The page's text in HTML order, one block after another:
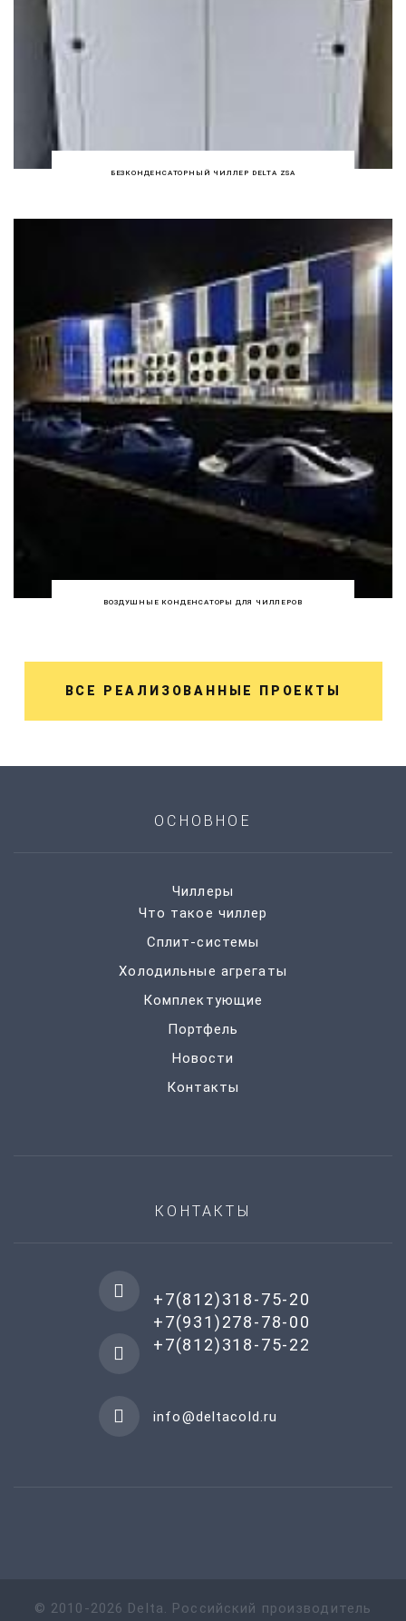
БЕЗКОНДЕНСАТОРНЫЙ ЧИЛЛЕР DELTA ZSA
ВОЗДУШНЫЕ КОНДЕНСАТОРЫ ДЛЯ ЧИЛЛЕРОВ
ВСЕ РЕАЛИЗОВАННЫЕ ПРОЕКТЫ
ОСНОВНОЕ
Чиллеры
Что такое чиллер
Сплит-системы
Холодильные агрегаты
Комплектующие
Портфель
Новости
Контакты
КОНТАКТЫ
+7(812)318-75-20
+7(931)278-78-00
+7(812)318-75-22
info@deltacold.ru
© 2010-2026 Delta. Российский производитель